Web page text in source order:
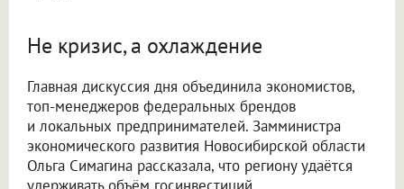
Не кризис, а охлаждение
Главная дискуссия дня объединила экономистов,
топ-менеджеров федеральных брендов
и локальных предпринимателей. Замминистра
экономического развития Новосибирской области
Ольга Симагина рассказала, что региону удаётся